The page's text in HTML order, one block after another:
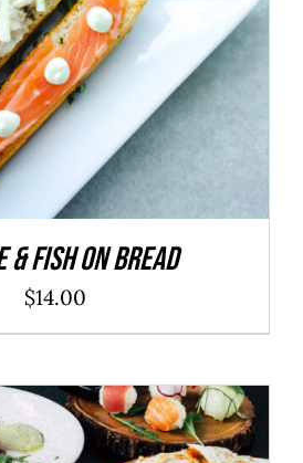
& Fish On Bread
$14.00